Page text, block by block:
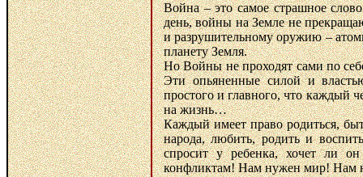
Война – это самое страшное
день, войны на Земле не
и разрушительному оружию –
планету Земля.
Но Войны не проходят сами по
Эти опьяненные силой и
простого и главного, что каждый
на жизнь…
Каждый имеет право родиться,
народа, любить, родить и
спросит у ребенка, хочет ли
конфликтам! Нам нужен мир! Нам